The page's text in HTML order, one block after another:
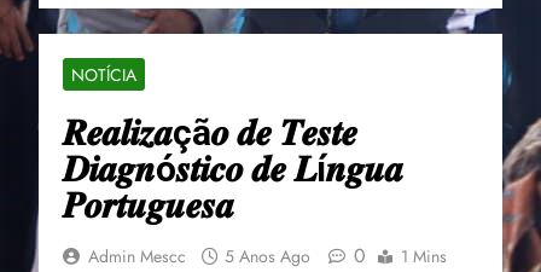
NOTÍCIA
𝑹𝒆𝒂𝒍𝒊𝒛𝒂çã𝒐 𝒅𝒆 𝑻𝒆𝒔𝒕𝒆
𝑫𝒊𝒂𝒈𝒏ó𝒔𝒕𝒊𝒄𝒐 𝒅𝒆 𝑳í𝒏𝒈𝒖𝒂
𝑷𝒐𝒓𝒕𝒖𝒈𝒖𝒆𝒔𝒂
Admin Mescc 5 Anos Ago 0 1 Mins